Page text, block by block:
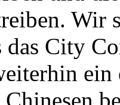
Wir
das City
ein